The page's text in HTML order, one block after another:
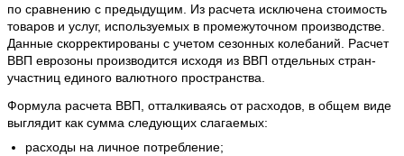
по сравнению с предыдущим. Из расчета исключена стоимость
товаров и услуг, используемых в промежуточном производстве.
Данные скорректированы с учетом сезонных колебаний. Расчет
ВВП еврозоны производится исходя из ВВП отдельных стран-
участниц единого валютного пространства.
Формула расчета ВВП, отталкиваясь от расходов, в общем виде
выглядит как сумма следующих слагаемых:
расходы на личное потребление;